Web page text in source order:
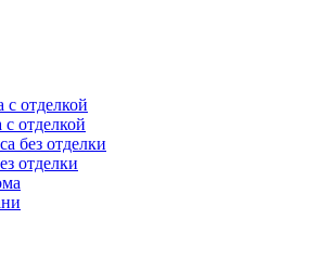
с отделкой
отделкой
без отделки
отделки